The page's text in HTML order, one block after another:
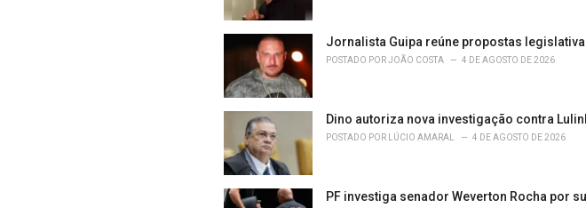
Jornalista Guipa reúne propostas
POSTADO PORJOÃO COSTA 4 DE AGOSTO DE 2026
Dino autoriza nova investigação contra
POSTADO POR LÚCIO AMARAL 4 DE AGOSTO DE 2026
PF investiga senador Weverton Rocha por